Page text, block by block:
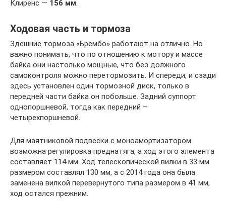
Клиренс — 156 мм.
Ходовая часть и тормоза
Здешние тормоза «Брембо» работают на отлично. Но
важно понимать, что по отношению к мотору и массе
байка они настолько мощные, что без должного
самоконтроля можно перетормозить. И спереди, и сзади
здесь установлен один тормозной диск, только в
передней части байка он побольше. Задний суппорт
однопоршневой, тогда как передний –
четырехпоршневой.
Для маятниковой подвески с моноамортизатором
возможна регулировка преднатяга, а ход этого элемента
составляет 114 мм. Ход телескопической вилки в 33 мм
размером составлял 130 мм, а с 2014 года она была
заменена вилкой перевернутого типа размером в 41 мм,
ход остался прежним.